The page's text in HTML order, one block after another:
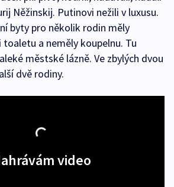
Něžinskij. Putinovi nežili v luxusu.
byty pro několik rodin měly
toaletu a neměly koupelnu. Tu
městské lázně. Ve zbylých dvou
dvě rodiny.
video